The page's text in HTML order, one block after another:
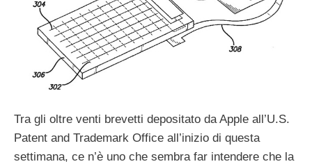
Tra gli oltre venti brevetti depositato da Apple all’U.S.
Patent and Trademark Office all’inizio di questa
settimana, ce n’è uno che sembra far intendere che la